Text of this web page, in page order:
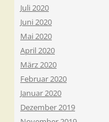
Juli 2020
Juni 2020
Mai 2020
April 2020
März 2020
Februar 2020
Januar 2020
Dezember 2019